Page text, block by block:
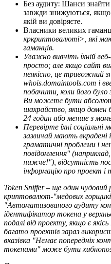
Без аудиту: Шанси
завжди знижуються, якщо
якій ви довіряєте.
Власники великих
кркриптовалютi>, які
гаманців.
Уважно вивчіть їхній
просто; але якщо сайт
неякісно, це тривожний
whois.domaintools.com і
побачити, коли його було
Ви можете бути
шахрайство, якщо домен
24 годин або менше з
Перевірте їхні
зазвичай мають вкрадені
граматичні проблеми і
повідомлення"
нижче!"), відсутність
інформацію про проект і
Token Sniffer – ще один чудовий
криптовалют-"медових
"Автоматизованого аудиту
ідентифікатор токена у
подалі від проекту, якщо є
багато проектів зараз
вказівка "Немає попередніх
токенами" може бути